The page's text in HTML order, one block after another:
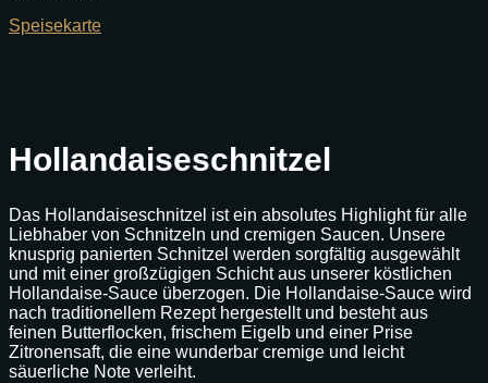
Speisekarte
Hollandaiseschnitzel
Das Hollandaiseschnitzel ist ein absolutes Highlight für alle
Liebhaber von Schnitzeln und cremigen Saucen. Unsere
knusprig panierten Schnitzel werden sorgfältig ausgewählt
und mit einer großzügigen Schicht aus unserer köstlichen
Hollandaise-Sauce überzogen. Die Hollandaise-Sauce wird
nach traditionellem Rezept hergestellt und besteht aus
feinen Butterflocken, frischem Eigelb und einer Prise
Zitronensaft, die eine wunderbar cremige und leicht
säuerliche Note verleiht.